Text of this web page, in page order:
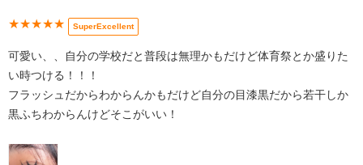
★★★★★ SuperExcellent
可愛い、、自分の学校だと普段は無理かもだけど体育祭とか盛りた
い時つける！！！
フラッシュだからわからんかもだけど自分の目漆黒だから若干しか
黒ふちわからんけどそこがいい！